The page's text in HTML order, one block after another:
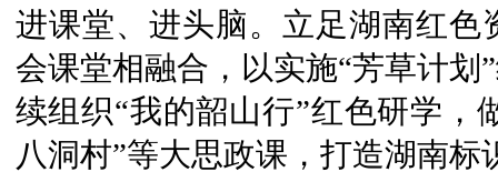
进课堂、进头脑。立足湖南红
会课堂相融合，以实施“芳草计
续组织“我的韶山行”红色研学，
八洞村”等大思政课，打造湖南标